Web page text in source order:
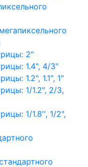
2"
1.4", 4/3"
1.2", 1.1", 1"
1/1.2", 2/3,
1/1.8'', 1/2",